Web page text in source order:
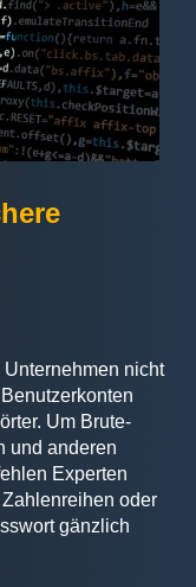
nicht
Um Brute-
und anderen
Experten
oder
gänzlich